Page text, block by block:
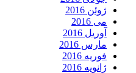
ژوئن 2016
می 2016
آوریل 2016
مارس 2016
فوریه 2016
ژانویه 2016